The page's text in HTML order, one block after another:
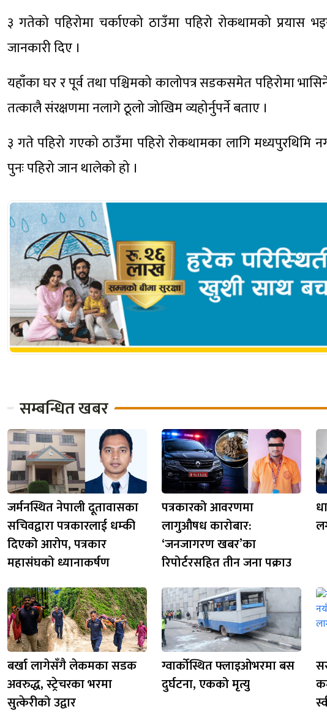
३ गतेको पहिरोमा चर्काएको ठाउँमा पहिरो रोकथामको
जानकारी दिए ।
यहाँका घर र पूर्व तथा पश्चिमको कालोपत्र सडकसमेत पहिरोमा
तत्कालै संरक्षणमा नलागे ठूलो जोखिम व्यहोर्नुपर्ने बताए ।
३ गते पहिरो गएको ठाउँमा पहिरो रोकथामका लागि
पुनः पहिरो जान थालेको हो ।
सम्बन्धित खबर
जर्मनस्थित नेपाली दूतावासका
सचिवद्वारा पत्रकारलाई धम्की
दिएको आरोप, पत्रकार
महासंघको ध्यानाकर्षण
पत्रकारको आवरणमा
लागुऔषध कारोबार:
‘जनजागरण खबर’का
रिपोर्टरसहित तीन जना पक्राउ
बर्खा लागेसँगै लेकमका सडक
अवरुद्ध, स्ट्रेचरका भरमा
सुत्केरीको उद्वार
ग्वार्कोस्थित फ्लाइओभरमा बस
दुर्घटना, एकको मृत्यु